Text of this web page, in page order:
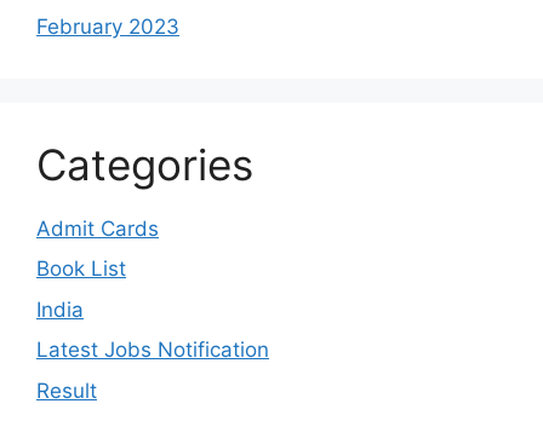
February 2023
Categories
Admit Cards
Book List
India
Latest Jobs Notification
Result